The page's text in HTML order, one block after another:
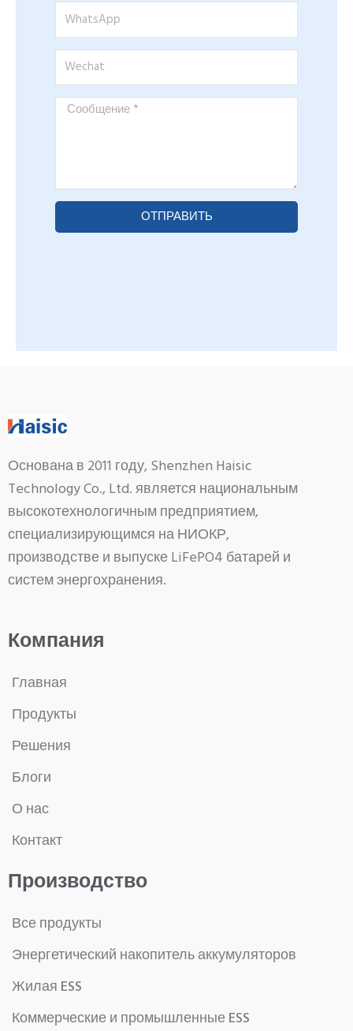
WhatsApp
Wechat
Сообщение
ОТПРАВИТЬ
Основана в 2011 году, Shenzhen Haisic
Technology Co., Ltd. является национальным
высокотехнологичным предприятием,
специализирующимся на НИОКР,
производстве и выпуске LiFePO4 батарей и
систем энергохранения.
Компания
Главная
Продукты
Решения
Блоги
О нас
Контакт
Производство
Все продукты
Энергетический накопитель аккумуляторов
Жилая ESS
Коммерческие и промышленные ESS